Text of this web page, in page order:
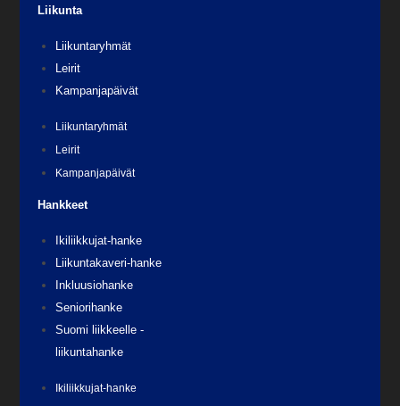
Liikunta
Liikuntaryhmät
Leirit
Kampanjapäivät
Liikuntaryhmät
Leirit
Kampanjapäivät
Hankkeet
Ikiliikkujat-hanke
Liikuntakaveri-hanke
Inkluusiohanke
Seniorihanke
Suomi liikkeelle -
liikuntahanke
Ikiliikkujat-hanke